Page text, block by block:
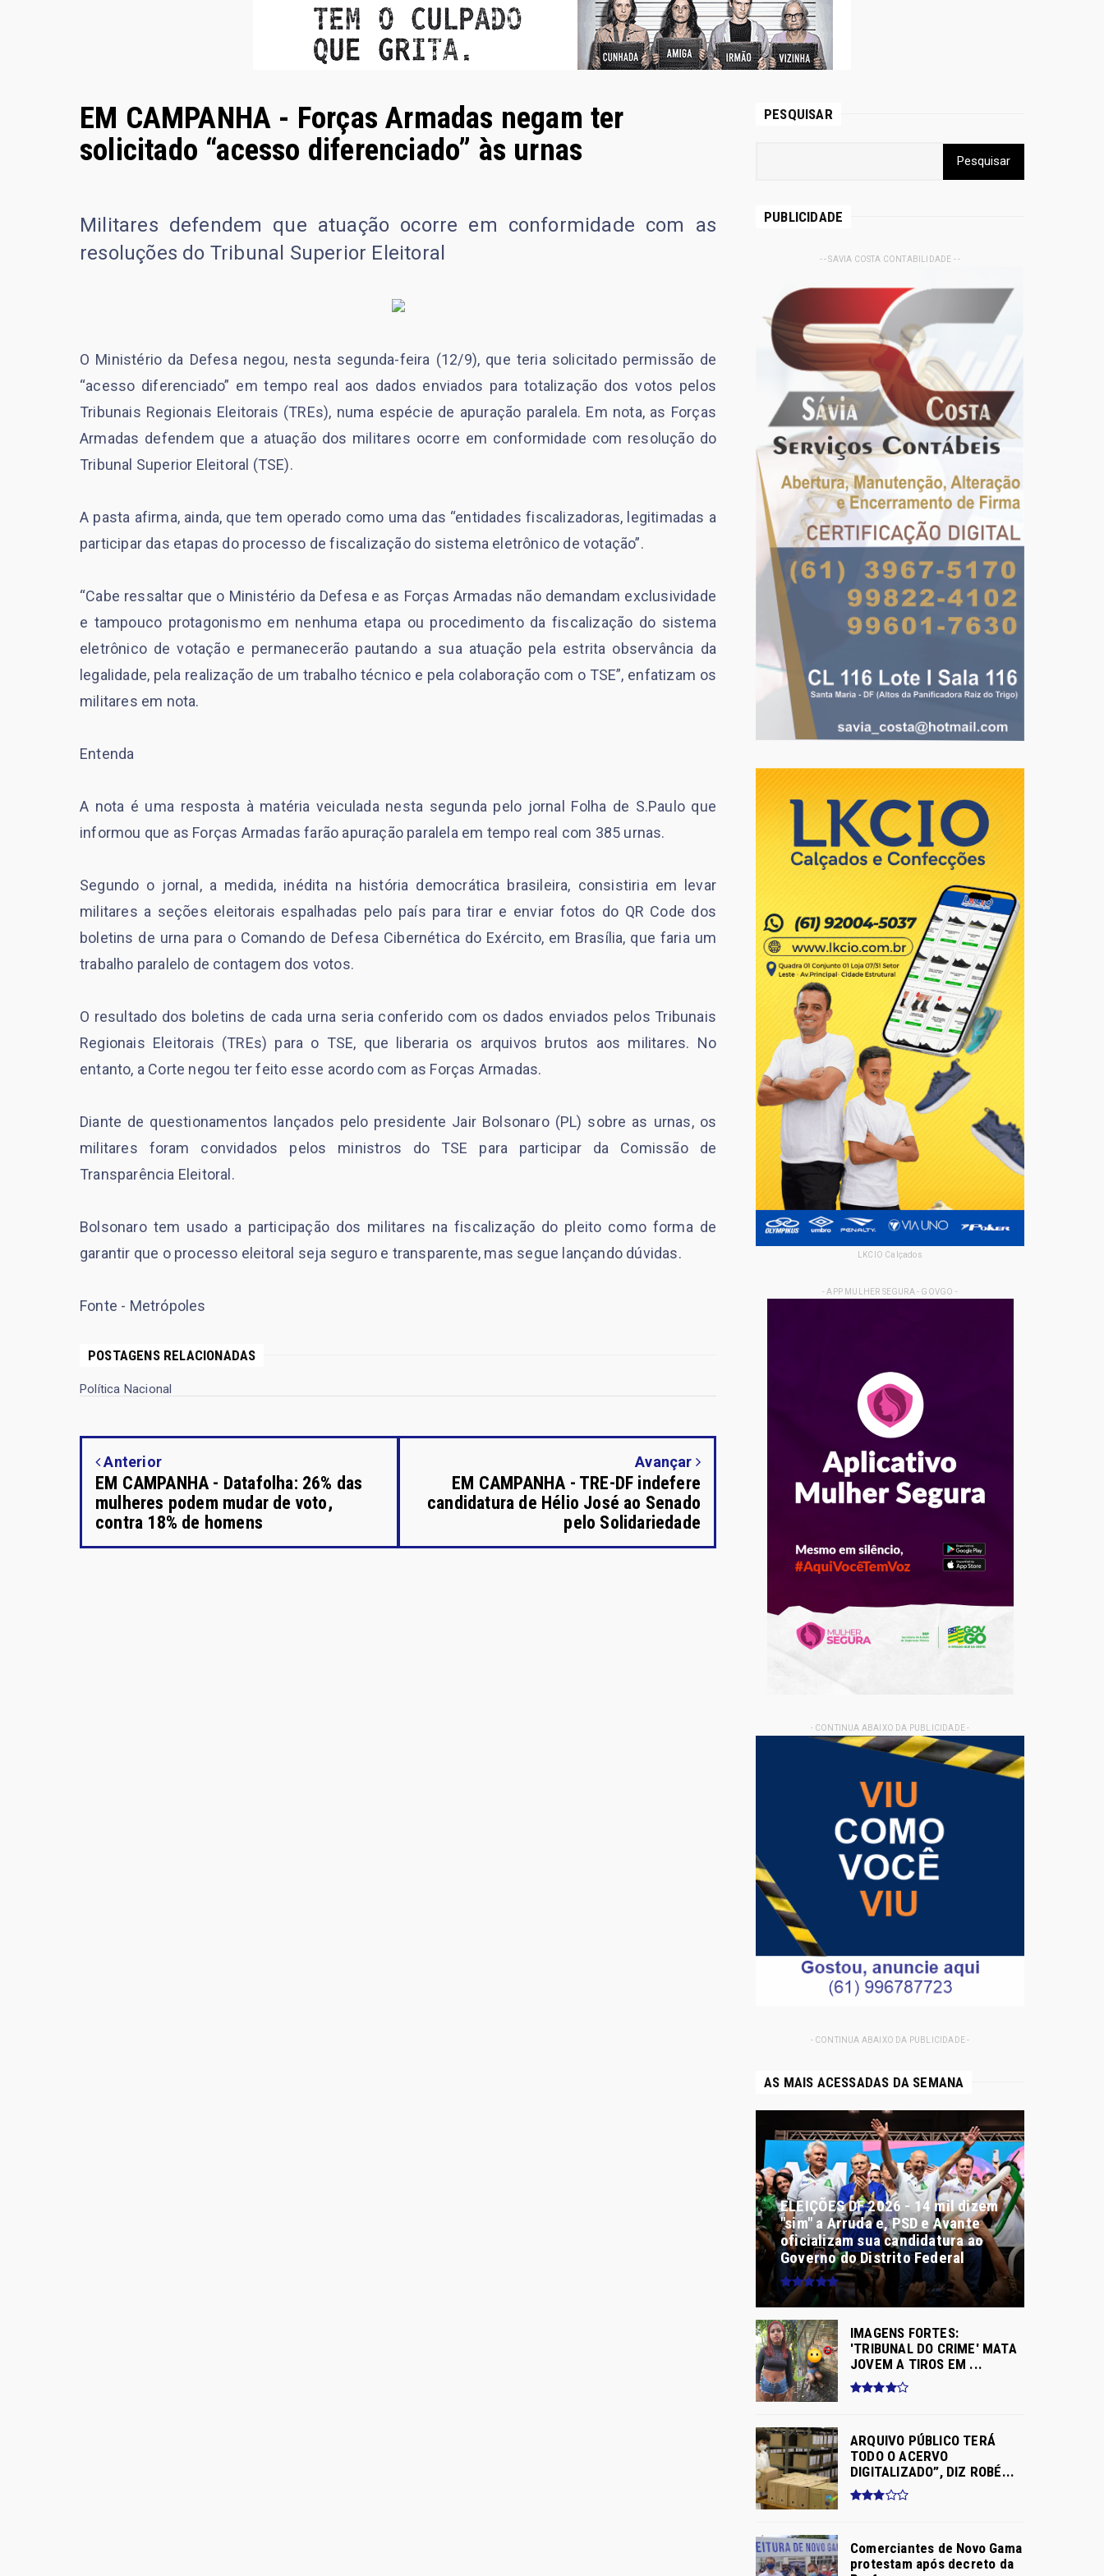
EM CAMPANHA - Forças Armadas negam ter
solicitado “acesso diferenciado” às urnas
Militares defendem que atuação ocorre em conformidade com as
resoluções do Tribunal Superior Eleitoral
O Ministério da Defesa negou, nesta segunda-feira (12/9), que teria solicitado permissão de
“acesso diferenciado” em tempo real aos dados enviados para totalização dos votos pelos
Tribunais Regionais Eleitorais (TREs), numa espécie de apuração paralela. Em nota, as Forças
Armadas defendem que a atuação dos militares ocorre em conformidade com resolução do
Tribunal Superior Eleitoral (TSE).
A pasta afirma, ainda, que tem operado como uma das “entidades fiscalizadoras, legitimadas a
participar das etapas do processo de fiscalização do sistema eletrônico de votação”.
“Cabe ressaltar que o Ministério da Defesa e as Forças Armadas não demandam exclusividade
e tampouco protagonismo em nenhuma etapa ou procedimento da fiscalização do sistema
eletrônico de votação e permanecerão pautando a sua atuação pela estrita observância da
legalidade, pela realização de um trabalho técnico e pela colaboração com o TSE”, enfatizam os
militares em nota.
Entenda
A nota é uma resposta à matéria veiculada nesta segunda pelo jornal Folha de S.Paulo que
informou que as Forças Armadas farão apuração paralela em tempo real com 385 urnas.
Segundo o jornal, a medida, inédita na história democrática brasileira, consistiria em levar
militares a seções eleitorais espalhadas pelo país para tirar e enviar fotos do QR Code dos
boletins de urna para o Comando de Defesa Cibernética do Exército, em Brasília, que faria um
trabalho paralelo de contagem dos votos.
O resultado dos boletins de cada urna seria conferido com os dados enviados pelos Tribunais
Regionais Eleitorais (TREs) para o TSE, que liberaria os arquivos brutos aos militares. No
entanto, a Corte negou ter feito esse acordo com as Forças Armadas.
Diante de questionamentos lançados pelo presidente Jair Bolsonaro (PL) sobre as urnas, os
militares foram convidados pelos ministros do TSE para participar da Comissão de
Transparência Eleitoral.
Bolsonaro tem usado a participação dos militares na fiscalização do pleito como forma de
garantir que o processo eleitoral seja seguro e transparente, mas segue lançando dúvidas.
Fonte - Metrópoles
POSTAGENS RELACIONADAS
Política Nacional
Anterior
EM CAMPANHA - Datafolha: 26% das
mulheres podem mudar de voto,
contra 18% de homens
Avançar
EM CAMPANHA - TRE-DF indefere
candidatura de Hélio José ao Senado
pelo Solidariedade
PESQUISAR
PUBLICIDADE
- - SAVIA COSTA CONTABILIDADE - -
LKCIO Calçados
- APP MULHER SEGURA - GOVGO -
- CONTINUA ABAIXO DA PUBLICIDADE -
- CONTINUA ABAIXO DA PUBLICIDADE -
AS MAIS ACESSADAS DA SEMANA
ELEIÇÕES DF 2026 - 14 mil dizem
"sim" a Arruda e, PSD e Avante
oficializam sua candidatura ao
Governo do Distrito Federal
IMAGENS FORTES:
'TRIBUNAL DO CRIME' MATA
JOVEM A TIROS EM ...
ARQUIVO PÚBLICO TERÁ
TODO O ACERVO
DIGITALIZADO”, DIZ ROBÉ...
Comerciantes de Novo Gama
protestam após decreto da